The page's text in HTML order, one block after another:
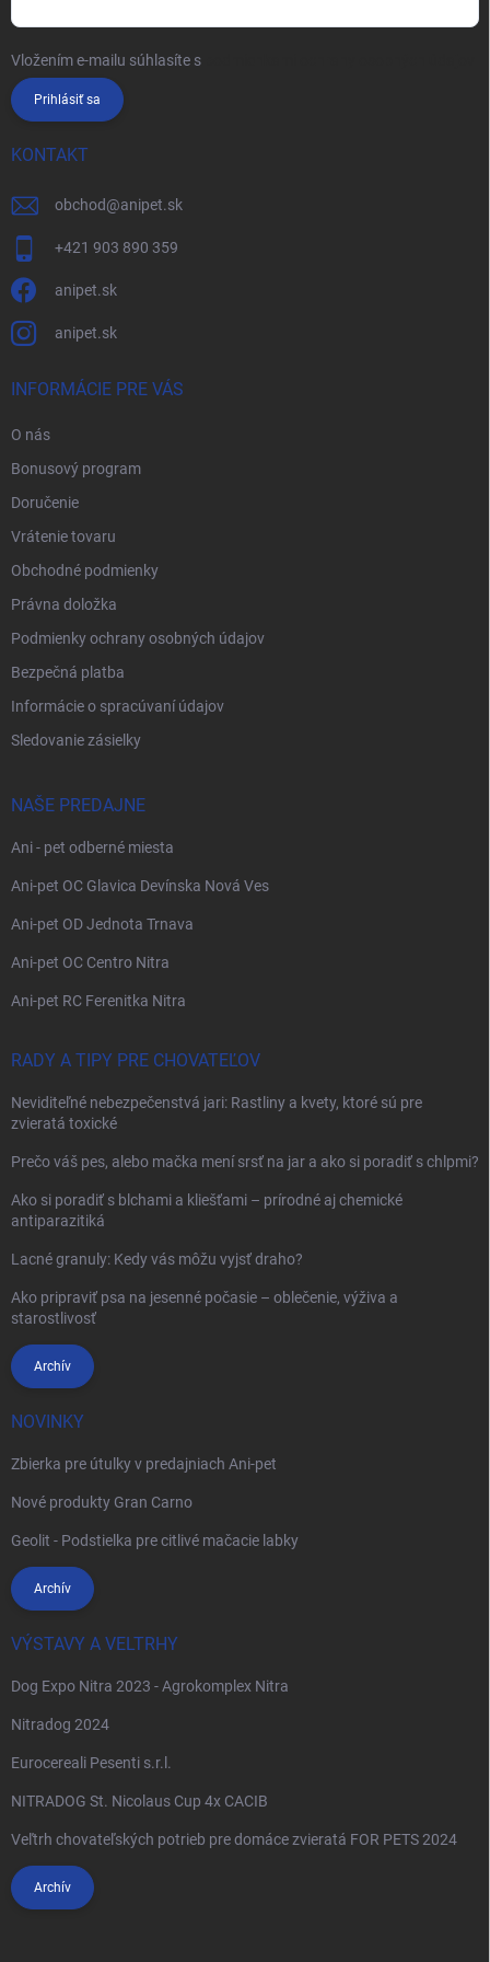
Vložením e-mailu súhlasíte s
Prihlásiť sa
KONTAKT
obchod@anipet.sk
+421 903 890 359
anipet.sk
anipet.sk
INFORMÁCIE PRE VÁS
O nás
Bonusový program
Doručenie
Vrátenie tovaru
Obchodné podmienky
Právna doložka
Podmienky ochrany osobných údajov
Bezpečná platba
Informácie o spracúvaní údajov
Sledovanie zásielky
NAŠE PREDAJNE
Ani - pet odberné miesta
Ani-pet OC Glavica Devínska Nová Ves
Ani-pet OD Jednota Trnava
Ani-pet OC Centro Nitra
Ani-pet RC Ferenitka Nitra
RADY A TIPY PRE CHOVATEĽOV
Neviditeľné nebezpečenstvá jari: Rastliny a kvety, ktoré sú pre
zvieratá toxické
Prečo váš pes, alebo mačka mení srsť na jar a ako si poradiť s chlpmi?
Ako si poradiť s blchami a kliešťami – prírodné aj chemické
antiparazitiká
Lacné granuly: Kedy vás môžu vyjsť draho?
Ako pripraviť psa na jesenné počasie – oblečenie, výživa a
starostlivosť
Archív
NOVINKY
Zbierka pre útulky v predajniach Ani-pet
Nové produkty Gran Carno
Geolit - Podstielka pre citlivé mačacie labky
Archív
VÝSTAVY A VELTRHY
Dog Expo Nitra 2023 - Agrokomplex Nitra
Nitradog 2024
Eurocereali Pesenti s.r.l.
NITRADOG St. Nicolaus Cup 4x CACIB
Veľtrh chovateľských potrieb pre domáce zvieratá FOR PETS 2024
Archív